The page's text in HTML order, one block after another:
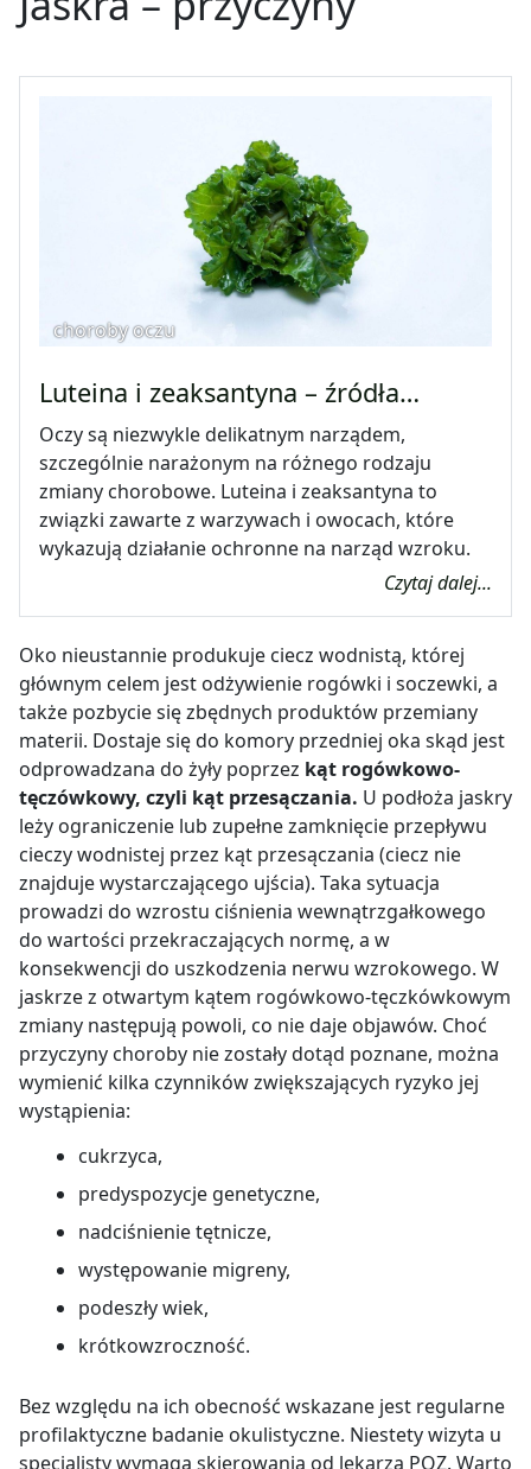
choroby oczu
Luteina i zeaksantyna – źródła…
Oczy są niezwykle delikatnym narządem,
szczególnie narażonym na różnego rodzaju
zmiany chorobowe. Luteina i zeaksantyna to
związki zawarte z warzywach i owocach, które
wykazują działanie ochronne na narząd wzroku.
Czytaj dalej...
Oko nieustannie produkuje ciecz wodnistą, której
głównym celem jest odżywienie rogówki i soczewki, a
także pozbycie się zbędnych produktów przemiany
materii. Dostaje się do komory przedniej oka skąd jest
odprowadzana do żyły poprzez kąt rogówkowo-
tęczówkowy, czyli kąt przesączania. U podłoża jaskry
leży ograniczenie lub zupełne zamknięcie przepływu
cieczy wodnistej przez kąt przesączania (ciecz nie
znajduje wystarczającego ujścia). Taka sytuacja
prowadzi do wzrostu ciśnienia wewnątrzgałkowego
do wartości przekraczających normę, a w
konsekwencji do uszkodzenia nerwu wzrokowego. W
jaskrze z otwartym kątem rogówkowo-tęczkówkowym
zmiany następują powoli, co nie daje objawów. Choć
przyczyny choroby nie zostały dotąd poznane, można
wymienić kilka czynników zwiększających ryzyko jej
wystąpienia:
cukrzyca,
predyspozycje genetyczne,
nadciśnienie tętnicze,
występowanie migreny,
podeszły wiek,
krótkowzroczność.
Bez względu na ich obecność wskazane jest regularne
profilaktyczne badanie okulistyczne. Niestety wizyta u
specjalisty wymaga skierowania od lekarza POZ. Warto